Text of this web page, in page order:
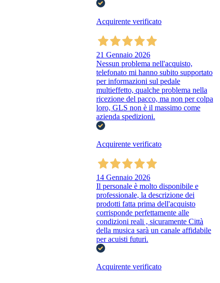
Acquirente verificato
21 Gennaio 2026
Nessun problema nell'acquisto,
telefonato mi hanno subito supportato
per informazioni sul pedale
multieffetto, qualche problema nella
ricezione del pacco, ma non per colpa
loro, GLS non è il massimo come
azienda spedizioni.
Acquirente verificato
14 Gennaio 2026
Il personale è molto disponibile e
professionale, la descrizione dei
prodotti fatta prima dell'acquisto
corrisponde perfettamente alle
condizioni reali , sicuramente Città
della musica sarà un canale affidabile
per acuisti futuri.
Acquirente verificato